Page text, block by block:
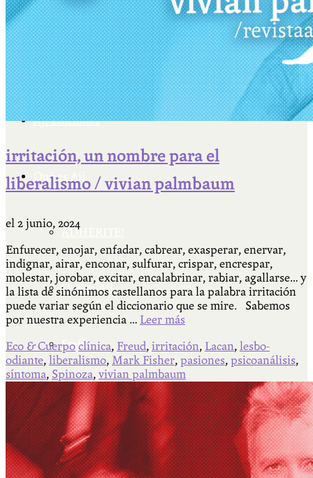
Cátedra Bailable 2018
Más
Ají Ediciones
Qué es Ají
ADHERITE!
Qué es Ají
Staff
irritación, un nombre para el
liberalismo / vivian palmbaum
el 2 junio, 2024
Enfurecer, enojar, enfadar, cabrear, exasperar, enervar,
indignar, airar, enconar, sulfurar, crispar, encrespar,
molestar, jorobar, excitar, encalabrinar, rabiar, agallarse… y
la lista de sinónimos castellanos para la palabra irritación
puede variar según el diccionario que se mire. Sabemos
por nuestra experiencia … Leer más
Eco & Cuerpo clínica, Freud, irritación, Lacan, lesbo-
odiante, liberalismo, Mark Fisher, pasiones, psicoanálisis,
síntoma, Spinoza, vivian palmbaum